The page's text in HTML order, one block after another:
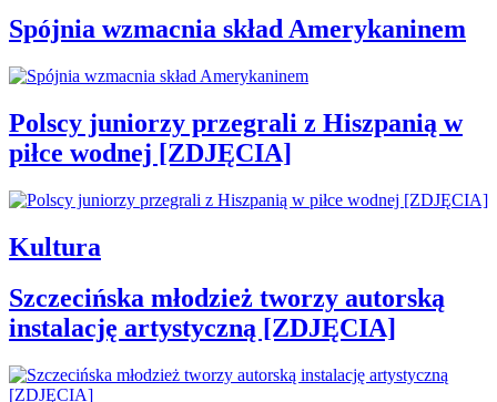
Spójnia wzmacnia skład Amerykaninem
Polscy juniorzy przegrali z Hiszpanią w
piłce wodnej [ZDJĘCIA]
Kultura
Szczecińska młodzież tworzy autorską
instalację artystyczną [ZDJĘCIA]